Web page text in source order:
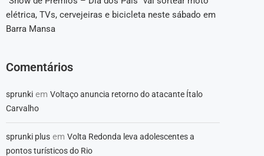
elétrica, TVs, cervejeiras e bicicleta neste sábado em
Barra Mansa
Comentários
sprunki em Voltaço anuncia retorno do atacante Ítalo
Carvalho
sprunki plus em Volta Redonda leva adolescentes a
pontos turísticos do Rio